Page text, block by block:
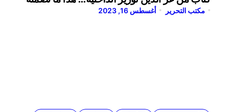
مكتب التحرير أغسطس 16, 2023